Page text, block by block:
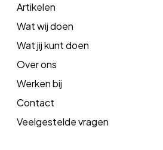
Artikelen
Wat wij doen
Wat jij kunt doen
Over ons
Werken bij
Contact
Veelgestelde vragen